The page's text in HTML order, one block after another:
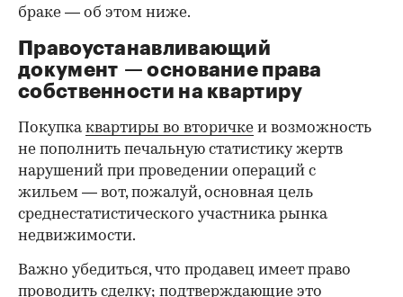
00:00 / 00:00
браке — об этом ниже.
Правоустанавливающий
документ — основание права
собственности на квартиру
Покупкаквартиры во вторичке и возможность
не пополнить печальную статистику жертв
нарушений при проведении операций с
жильем — вот, пожалуй, основная цель
среднестатистического участника рынка
недвижимости.
Важно убедиться, что продавец имеет право
проводить сделку; подтверждающие это